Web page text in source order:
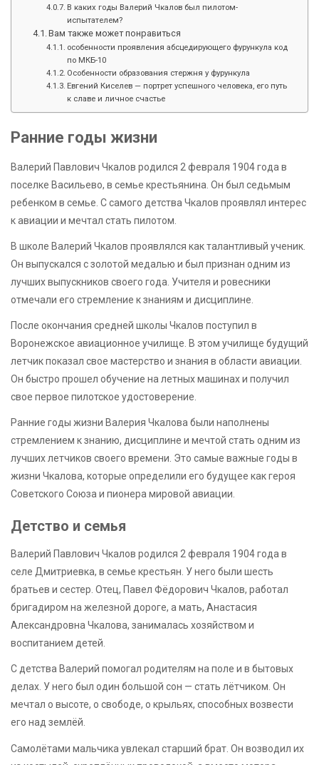
В каких годы Валерий Чкалов был пилотом-
испытателем?
Вам также может понравиться
особенности проявления абсцедирующего фурункула код
по МКБ-10
Особенности образования стержня у фурункула
Евгений Киселев — портрет успешного человека, его путь
к славе и личное счастье
Ранние годы жизни
Валерий Павлович Чкалов родился 2 февраля 1904 года в
поселке Васильево, в семье крестьянина. Он был седьмым
ребенком в семье. С самого детства Чкалов проявлял интерес
к авиации и мечтал стать пилотом.
В школе Валерий Чкалов проявлялся как талантливый ученик.
Он выпускался с золотой медалью и был признан одним из
лучших выпускников своего года. Учителя и ровесники
отмечали его стремление к знаниям и дисциплине.
После окончания средней школы Чкалов поступил в
Воронежское авиационное училище. В этом училище будущий
летчик показал свое мастерство и знания в области авиации.
Он быстро прошел обучение на летных машинах и получил
свое первое пилотское удостоверение.
Ранние годы жизни Валерия Чкалова были наполнены
стремлением к знанию, дисциплине и мечтой стать одним из
лучших летчиков своего времени. Это самые важные годы в
жизни Чкалова, которые определили его будущее как героя
Советского Союза и пионера мировой авиации.
Детство и семья
Валерий Павлович Чкалов родился 2 февраля 1904 года в
селе Дмитриевка, в семье крестьян. У него были шесть
братьев и сестер. Отец, Павел Фёдорович Чкалов, работал
бригадиром на железной дороге, а мать, Анастасия
Александровна Чкалова, занималась хозяйством и
воспитанием детей.
С детства Валерий помогал родителям на поле и в бытовых
делах. У него был один большой сон — стать лётчиком. Он
мечтал о высоте, о свободе, о крыльях, способных возвести
его над землёй.
Самолётами мальчика увлекал старший брат. Он возводил их